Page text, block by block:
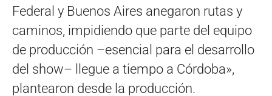
Federal y Buenos Aires anegaron rutas y
caminos, impidiendo que parte del equipo
de producción –esencial para el desarrollo
del show– llegue a tiempo a Córdoba»,
plantearon desde la producción.